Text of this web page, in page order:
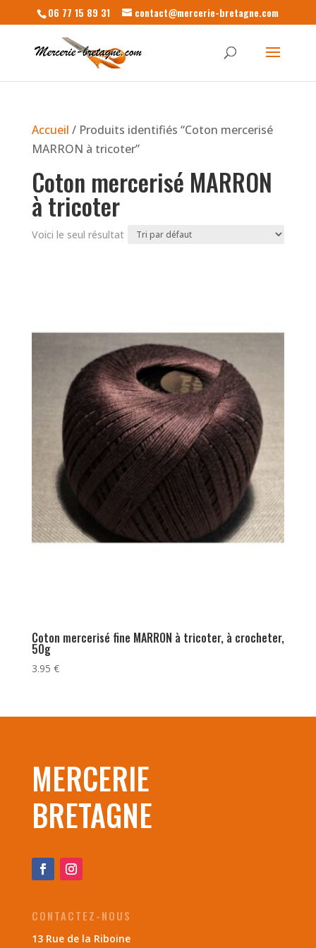
06 77 15 89 31 contact@mercerie-bretagne.com
Accueil / Produits identifiés “Coton mercerisé
MARRON à tricoter”
Coton mercerisé MARRON
à tricoter
Voici le seul résultat
Coton mercerisé fine MARRON à tricoter, à crocheter,
50g
3.95 €
MERCERIE
BRETAGNE
CONTACTEZ-NOUS
13 Rue de la Riboine